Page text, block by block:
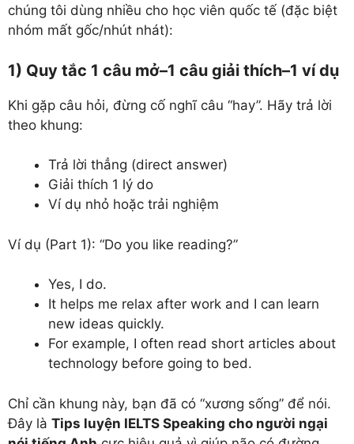
chúng tôi dùng nhiều cho học viên quốc tế (đặc biệt
nhóm mất gốc/nhút nhát):
1) Quy tắc 1 câu mở–1 câu giải thích–1 ví dụ
Khi gặp câu hỏi, đừng cố nghĩ câu “hay”. Hãy trả lời
theo khung:
Trả lời thẳng (direct answer)
Giải thích 1 lý do
Ví dụ nhỏ hoặc trải nghiệm
Ví dụ (Part 1): “Do you like reading?”
Yes, I do.
It helps me relax after work and I can learn
new ideas quickly.
For example, I often read short articles about
technology before going to bed.
Chỉ cần khung này, bạn đã có “xương sống” để nói.
Đây là Tips luyện IELTS Speaking cho người ngại